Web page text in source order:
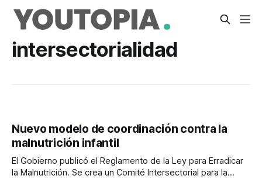
intersectorialidad
Nuevo modelo de coordinación contra la
malnutrición infantil
El Gobierno publicó el Reglamento de la Ley para Erradicar
la Malnutrición. Se crea un Comité Intersectorial para la